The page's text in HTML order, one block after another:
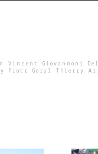
Vincent Giovannoni
Piotr Goral Thierry